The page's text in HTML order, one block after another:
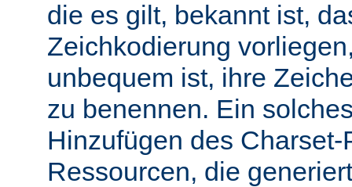
die es gilt, bekannt ist,
Zeichkodierung
unbequem ist, ihre
zu benennen. Ein
Hinzufügen des
Ressourcen, die